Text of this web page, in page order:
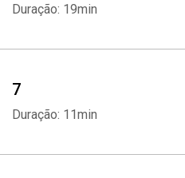
Duração: 19min
7
Duração: 11min